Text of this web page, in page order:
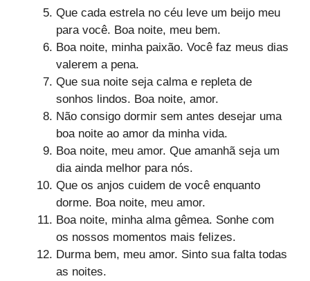
Que cada estrela no céu leve um beijo meu
para você. Boa noite, meu bem.
Boa noite, minha paixão. Você faz meus dias
valerem a pena.
Que sua noite seja calma e repleta de
sonhos lindos. Boa noite, amor.
Não consigo dormir sem antes desejar uma
boa noite ao amor da minha vida.
Boa noite, meu amor. Que amanhã seja um
dia ainda melhor para nós.
Que os anjos cuidem de você enquanto
dorme. Boa noite, meu amor.
Boa noite, minha alma gêmea. Sonhe com
os nossos momentos mais felizes.
Durma bem, meu amor. Sinto sua falta todas
as noites.